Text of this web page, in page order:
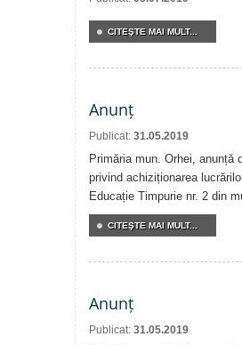
CITEŞTE MAI MULT...
Anunț
Publicat: 31.05.2019
Primăria mun. Orhei, anunță
privind achiziționarea
Educație Timpurie nr. 2 din
CITEŞTE MAI MULT...
Anunț
Publicat: 31.05.2019